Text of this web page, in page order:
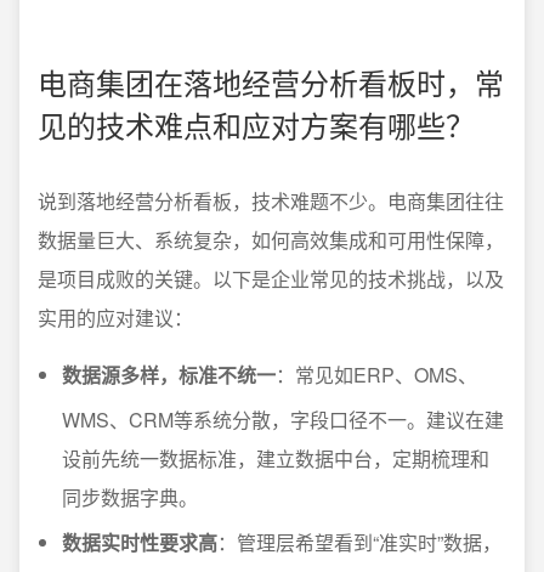
电商集团在落地经营分析看板时，常
见的技术难点和应对方案有哪些？
说到落地经营分析看板，技术难题不少。电商集团往往
数据量巨大、系统复杂，如何高效集成和可用性保障，
是项目成败的关键。以下是企业常见的技术挑战，以及
实用的应对建议：
数据源多样，标准不统一：常见如ERP、OMS、
WMS、CRM等系统分散，字段口径不一。建议在建
设前先统一数据标准，建立数据中台，定期梳理和
同步数据字典。
数据实时性要求高：管理层希望看到“准实时”数据，